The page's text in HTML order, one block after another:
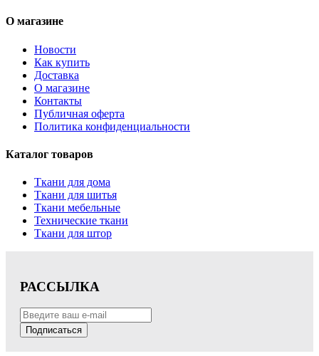
О магазине
Новости
Как купить
Доставка
О магазине
Контакты
Публичная оферта
Политика конфиденциальности
Каталог товаров
Ткани для дома
Ткани для шитья
Ткани мебельные
Технические ткани
Ткани для штор
РАССЫЛКА
Подписаться